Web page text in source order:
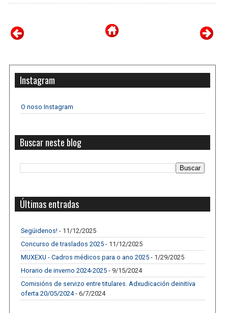
Instagram
O noso Instagram
Buscar neste blog
Últimas entradas
Segúidenos! - 11/12/2025
Concurso de traslados 2025 - 11/12/2025
MUXEXU - Cadros médicos para o ano 2025 - 1/29/2025
Horario de inverno 2024-2025 - 9/15/2024
Comisións de servizo entre titulares. Adxudicación deinitiva
oferta 20/05/2024- 6/7/2024